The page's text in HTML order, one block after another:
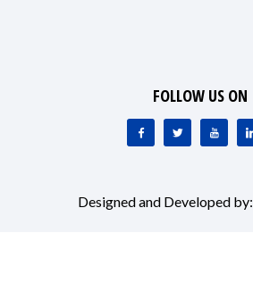
FOLLOW US ON
Designed and Developed by: